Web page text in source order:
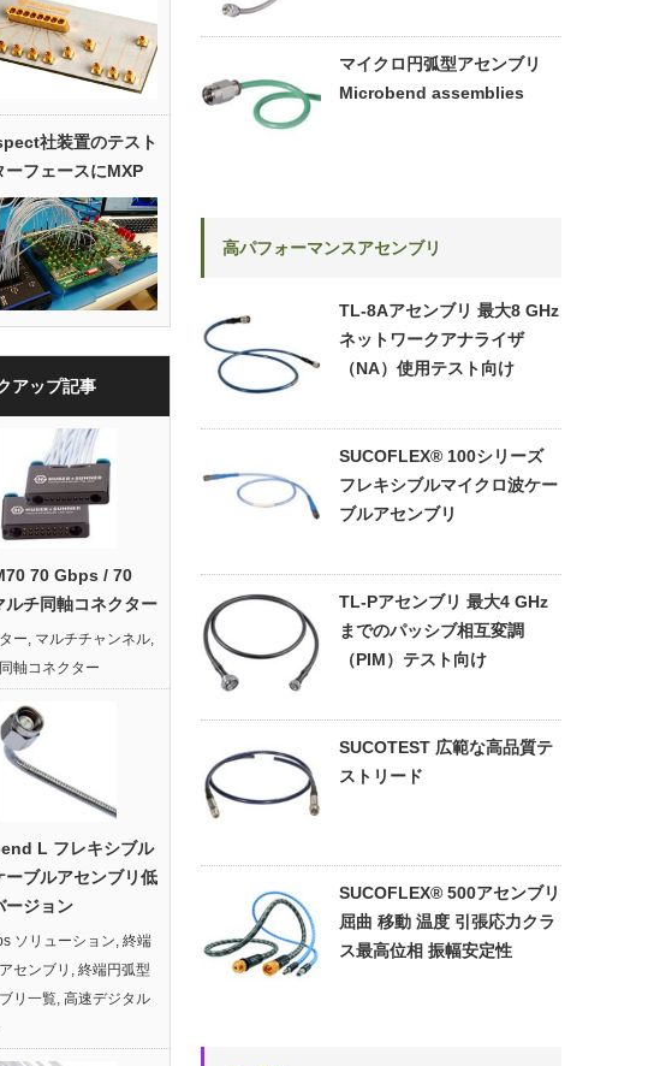
社装置のテスト
ーフェースにMXP
アップ記事
70 Gbps / 70
ルチ同軸コネクター
ー, マルチチャンネル,
軸コネクター
L フレキシブル
ーブルアセンブリ低
ージョン
ソリューション, 終端
センブリ , 終端円弧型
リ一覧, 高速デジタル
マイクロ円弧型アセンブリ
Microbend assemblies
高パフォーマンスアセンブリ
TL-8Aアセンブリ 最大8 GHz
ネットワークアナライザ
（NA）使用テスト向け
SUCOFLEX® 100シリーズ
フレキシブルマイクロ波ケー
ブルアセンブリ
TL-Pアセンブリ 最大4 GHz
までのパッシブ相互変調
（PIM）テスト向け
SUCOTEST 広範な高品質テ
ストリード
SUCOFLEX® 500アセンブリ
屈曲 移動 温度 引張応力クラ
ス最高位相 振幅安定性